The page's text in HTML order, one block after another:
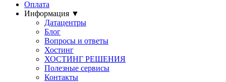
Оплата
Информация ▼
Датацентры
Блог
Вопросы и ответы
Хостинг
ХОСТИНГ РЕШЕНИЯ
Полезные сервисы
Контакты